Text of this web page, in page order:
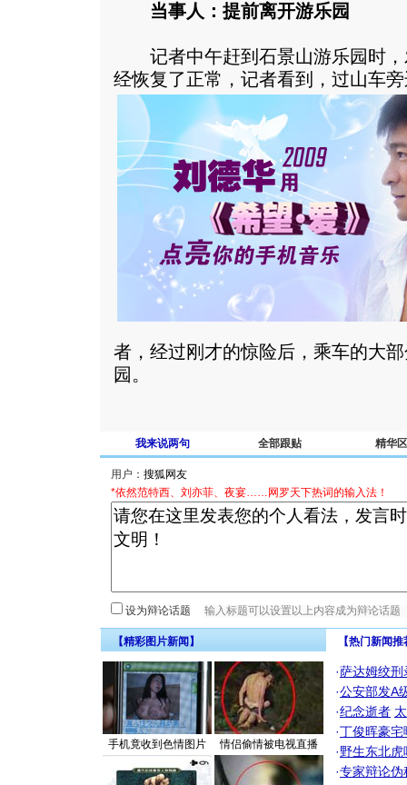
当事人：提前离开游乐园
记者中午赶到石景山游乐园时，
经恢复了正常，记者看到，过山车
者，经过刚才的惊险后，乘车的大
园。
我来说两句 全部跟贴 精华区
用户：
*依然范特西、刘亦菲、夜宴……网罗天下热词的输入法！
设为辩论话题
【精彩图片新闻】
手机竟收到色情图片 情侣偷情被电视直播
【热门新闻
·萨达姆绞刑
·公安部发A
·纪念逝者
·丁俊晖豪
·野生东北
·专家辩论伪